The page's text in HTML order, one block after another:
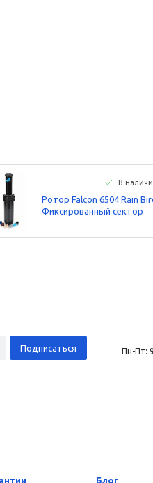
В
Ротор Falcon 6504 Rain
Фиксированный сектор
Пн-Пт:
Блог